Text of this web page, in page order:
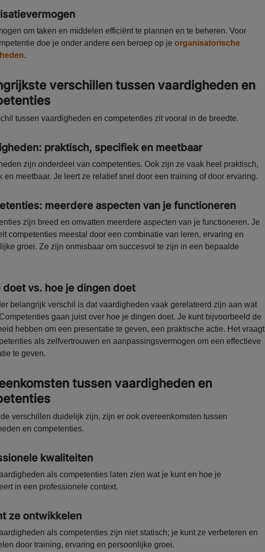
om taken en middelen efficiënt te plannen en te beheren. Voor
doe je onder andere een beroep op je organisatorische
.
verschillen tussen vaardigheden en
tussen vaardigheden en competenties zit vooral in de breedte.
praktisch, specifiek en meetbaar
zijn onderdeel van competenties. Ook zijn ze vaak heel praktisch,
en meetbaar. Je leert ze relatief snel door een training of door ervaring.
meerdere aspecten van je functioneren
zijn breed en omvatten meerdere aspecten van je functioneren. Je
competenties meestal door een combinatie van leren, ervaring en
groei. Ze zijn onmisbaar om succesvol te zijn in een bepaalde
doet vs. hoe je dingen doet
belangrijk verschil is dat vaardigheden vaak gerelateerd zijn aan wat
gaan juist over hoe je dingen doet. Je kunt bijvoorbeeld de
hebben om een presentatie te geven, een praktische actie. Het vraagt
als zelfvertrouwen en aanpassingsvermogen om een effectieve
te geven.
tussen vaardigheden en
verschillen duidelijk zijn, zijn er ook overeenkomsten tussen
en competenties.
kwaliteiten
als competenties laten zien wat je kunt en hoe je
in een professionele context.
ze ontwikkelen
als competenties zijn niet statisch; je kunt ze verbeteren en
door training, ervaring en persoonlijke groei.